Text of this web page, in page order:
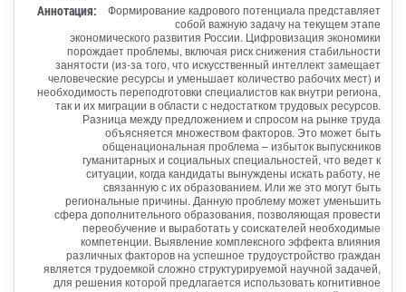
Аннотация:
Формирование кадрового потенциала представляет
собой важную задачу на текущем этапе
экономического развития России. Цифровизация экономики
порождает проблемы, включая риск снижения стабильности
занятости (из-за того, что искусственный интеллект замещает
человеческие ресурсы и уменьшает количество рабочих мест) и
необходимость переподготовки специалистов как внутри региона,
так и их миграции в области с недостатком трудовых ресурсов.
Разница между предложением и спросом на рынке труда
объясняется множеством факторов. Это может быть
общенациональная проблема – избыток выпускников
гуманитарных и социальных специальностей, что ведет к
ситуации, когда кандидаты вынуждены искать работу, не
связанную с их образованием. Или же это могут быть
региональные причины. Данную проблему может уменьшить
сфера дополнительного образования, позволяющая провести
переобучение и выработать у соискателей необходимые
компетенции. Выявление комплексного эффекта влияния
различных факторов на успешное трудоустройство граждан
является трудоемкой сложно структурируемой научной задачей,
для решения которой предлагается использовать когнитивное